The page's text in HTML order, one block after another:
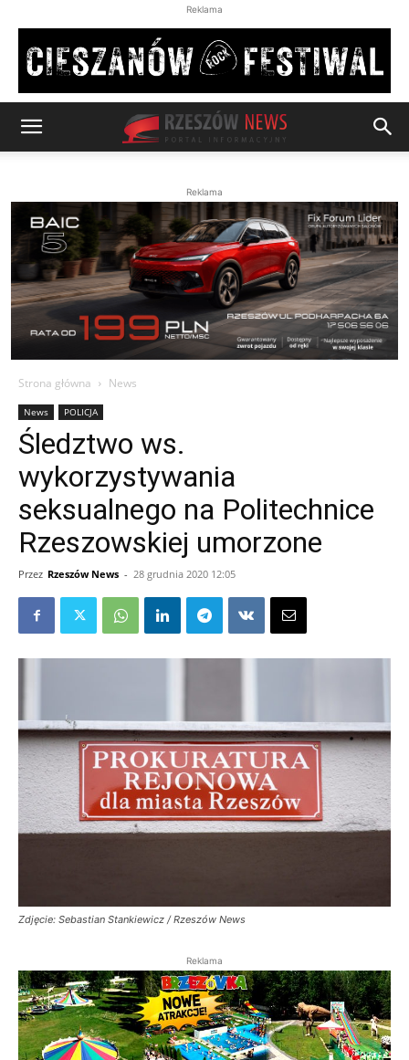
Reklama
Reklama
Strona główna News
News POLICJA
Śledztwo ws.
wykorzystywania
seksualnego na Politechnice
Rzeszowskiej umorzone
Przez Rzeszów News - 28 grudnia 2020 12:05
Zdjęcie: Sebastian Stankiewicz / Rzeszów News
Reklama